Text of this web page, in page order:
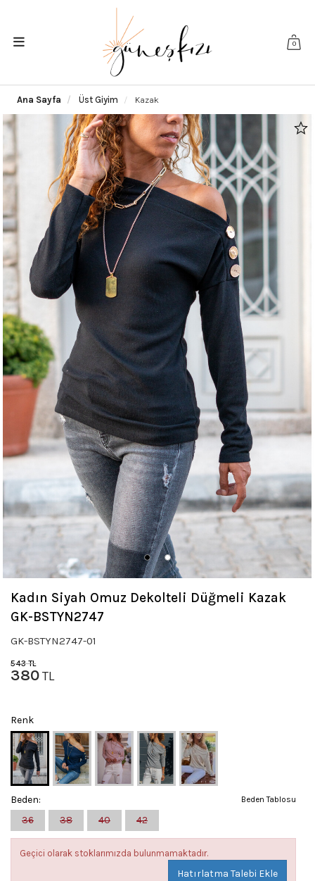
0
Ana Sayfa Üst Giyim Kazak
Kadın Siyah Omuz Dekolteli Düğmeli Kazak
GK-BSTYN2747
GK-BSTYN2747-01
543TL
380TL
Renk
Beden Tablosu
Beden:
36
38 40 42
Geçici olarak stoklarımızda bulunmamaktadır.
Hatırlatma Talebi Ekle